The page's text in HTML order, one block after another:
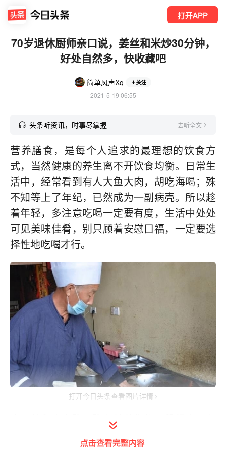
打开APP
70岁退休厨师亲口说，姜丝和米炒30分钟，
好处自然多，快收藏吧
简单风声Xq 关注
2021-5-19 06:55
头条听资讯，时事尽掌握 去听全文
营养膳食，是每个人追求的最理想的饮食方
式，当然健康的养生离不开饮食均衡。日常生
活中，经常看到有人大鱼大肉，胡吃海喝；殊
不知等上了年纪，已然成为一副病壳。所以趁
着年轻，多注意吃喝一定要有度，生活中处处
可见美味佳肴，别只顾着安慰口福，一定要选
择性地吃喝才行。
打开今日头条查看图片详情
今天就和大家聊一聊有关养生的一段纪实，有
已是70岁高龄，早年间在贺兰怀之元六六大集
点击查看完整内容